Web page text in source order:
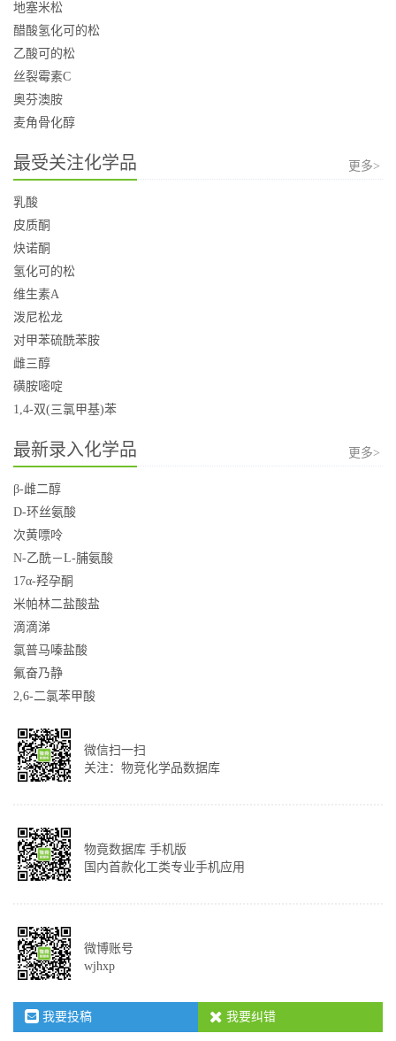
地塞米松
醋酸氢化可的松
乙酸可的松
丝裂霉素C
奥芬澳胺
麦角骨化醇
最受关注化学品 更多>
乳酸
皮质酮
炔诺酮
氢化可的松
维生素A
泼尼松龙
对甲苯硫酰苯胺
雌三醇
磺胺嘧啶
1,4-双(三氯甲基)苯
最新录入化学品 更多>
β-雌二醇
D-环丝氨酸
次黄嘌呤
N-乙酰－L-脯氨酸
17α-羟孕酮
米帕林二盐酸盐
滴滴涕
氯普马嗪盐酸
氟奋乃静
2,6-二氯苯甲酸
微信扫一扫
关注：物竞化学品数据库
物竟数据库 手机版
国内首款化工类专业手机应用
微博账号
wjhxp
我要投稿 我要纠错